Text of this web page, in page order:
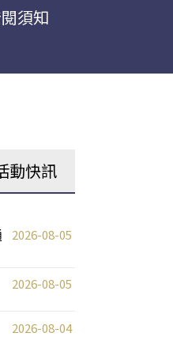
須知
動快訊
2026-08-05
2026-08-05
2026-08-04